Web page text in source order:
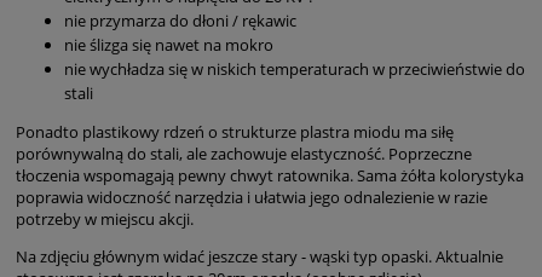
nie przymarza do dłoni / rękawic
nie ślizga się nawet na mokro
nie wychładza się w niskich temperaturach w przeciwieństwie do
stali
Ponadto plastikowy rdzeń o strukturze plastra miodu ma siłę
porównywalną do stali, ale zachowuje elastyczność. Poprzeczne
tłoczenia wspomagają pewny chwyt ratownika. Sama żółta kolorystyka
poprawia widoczność narzędzia i ułatwia jego odnalezienie w razie
potrzeby w miejscu akcji.
Na zdjęciu głównym widać jeszcze stary - wąski typ opaski. Aktualnie